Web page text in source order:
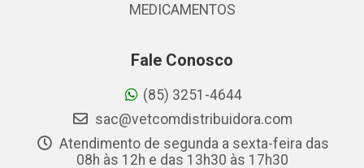
MEDICAMENTOS
Fale Conosco
(85) 3251-4644
sac@vetcomdistribuidora.com
Atendimento de segunda a sexta-feira das
08h às 12h e das 13h30 às 17h30